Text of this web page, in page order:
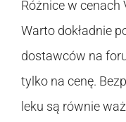
Różnice w cenach
Warto dokładnie
dostawców na
tylko na cenę.
leku są równie